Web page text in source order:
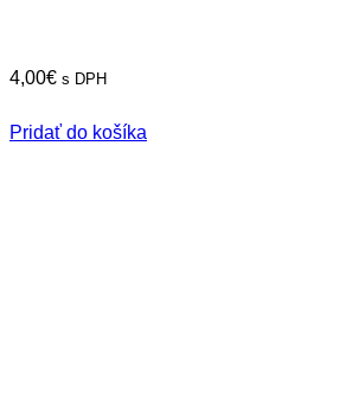
4,00€ s DPH
Pridať do košíka